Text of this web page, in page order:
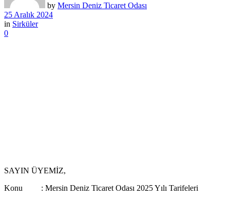
by Mersin Deniz Ticaret Odası
25 Aralık 2024
in Sirküler
0
SAYIN ÜYEMİZ,
Konu : Mersin Deniz Ticaret Odası 2025 Yılı Tarifeleri